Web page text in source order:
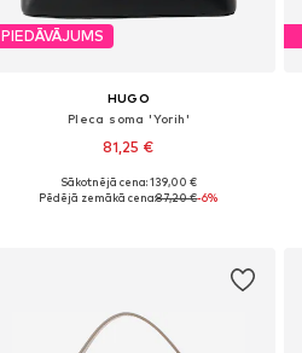
PIEDĀVĀJUMS
HUGO
Pleca soma 'Yorih'
81,25 €
Pieejamie izmēri: One Size
Sākotnējā cena: 139,00 €
Pēdējā zemākā cena:87,20 €-6%